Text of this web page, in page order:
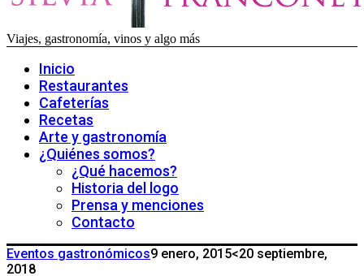
Viajes, gastronomía, vinos y algo más
Inicio
Restaurantes
Cafeterías
Recetas
Arte y gastronomía
¿Quiénes somos?
¿Qué hacemos?
Historia del logo
Prensa y menciones
Contacto
Eventos gastronómicos9 enero, 2015<20 septiembre,
2018